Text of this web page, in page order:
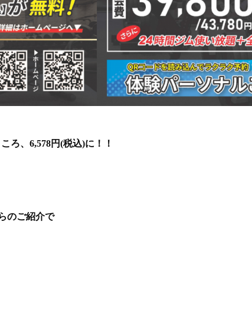
ろ、6,578円(税込)に！！
のご紹介で